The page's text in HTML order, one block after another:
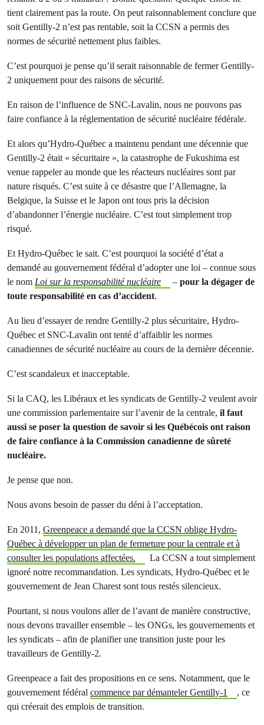
tient clairement pas la route. On peut raisonnablement conclure que
soit Gentilly-2 n’est pas rentable, soit la CCSN a permis des
normes de sécurité nettement plus faibles.
C’est pourquoi je pense qu’il serait raisonnable de fermer Gentilly-
2 uniquement pour des raisons de sécurité.
En raison de l’influence de SNC-Lavalin, nous ne pouvons pas
faire confiance à la réglementation de sécurité nucléaire fédérale.
Et alors qu’Hydro-Québec a maintenu pendant une décennie que
Gentilly-2 était « sécuritaire », la catastrophe de Fukushima est
venue rappeler au monde que les réacteurs nucléaires sont par
nature risqués. C’est suite à ce désastre que l’Allemagne, la
Belgique, la Suisse et le Japon ont tous pris la décision
d’abandonner l’énergie nucléaire. C’est tout simplement trop
risqué.
Et Hydro-Québec le sait. C’est pourquoi la société d’état a
demandé au gouvernement fédéral d’adopter une loi – connue sous
le nom Loi sur la responsabiliténucléaire – pour la dégager de
toute responsabilité en cas d’accident.
Au lieu d’essayer de rendre Gentilly-2 plus sécuritaire, Hydro-
Québec et SNC-Lavalin ont tenté d’affaiblir les normes
canadiennes de sécurité nucléaire au cours de la dernière décennie.
C’est scandaleux et inacceptable.
Si la CAQ, les Libéraux et les syndicats de Gentilly-2 veulent avoir
une commission parlementaire sur l’avenir de la centrale, il faut
aussi se poser la question de savoir si les Québécois ont raison
de faire confiance à la Commission canadienne de sûreté
nucléaire.
Je pense que non.
Nous avons besoin de passer du déni à l’acceptation.
En 2011, Greenpeace a demandé que la CCSN oblige Hydro-
Québec à développer un plan de fermeture pour la centrale et à
consulter les populations affectées.
La CCSN a tout simplement
ignoré notre recommandation. Les syndicats, Hydro-Québec et le
gouvernement de Jean Charest sont tous restés silencieux.
Pourtant, si nous voulons aller de l’avant de manière constructive,
nous devons travailler ensemble – les ONGs, les gouvernements et
les syndicats – afin de planifier une transition juste pour les
travailleurs de Gentilly-2.
Greenpeace a fait des propositions en ce sens. Notamment, que le
gouvernement fédéral commence par démanteler Gentilly-1
, ce
qui créerait des emplois de transition.